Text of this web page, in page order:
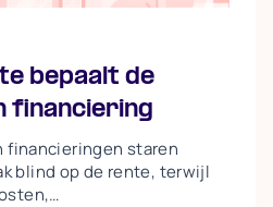
bepaalt de
financiering
financieringen staren
blind op de rente, terwijl